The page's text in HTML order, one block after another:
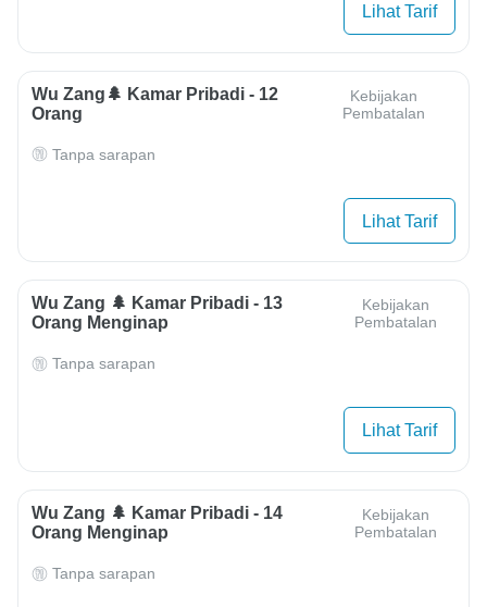
Lihat Tarif
Wu Zang🌲 Kamar Pribadi - 12
Orang
Kebijakan
Pembatalan
Tanpa sarapan
Lihat Tarif
Wu Zang 🌲 Kamar Pribadi - 13
Orang Menginap
Kebijakan
Pembatalan
Tanpa sarapan
Lihat Tarif
Wu Zang 🌲 Kamar Pribadi - 14
Orang Menginap
Kebijakan
Pembatalan
Tanpa sarapan